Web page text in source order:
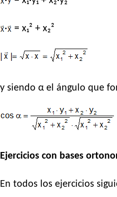
· = x₁² + x₂²
y siendo α el ángulo que
Ejercicios con bases
En todos los ejercicios